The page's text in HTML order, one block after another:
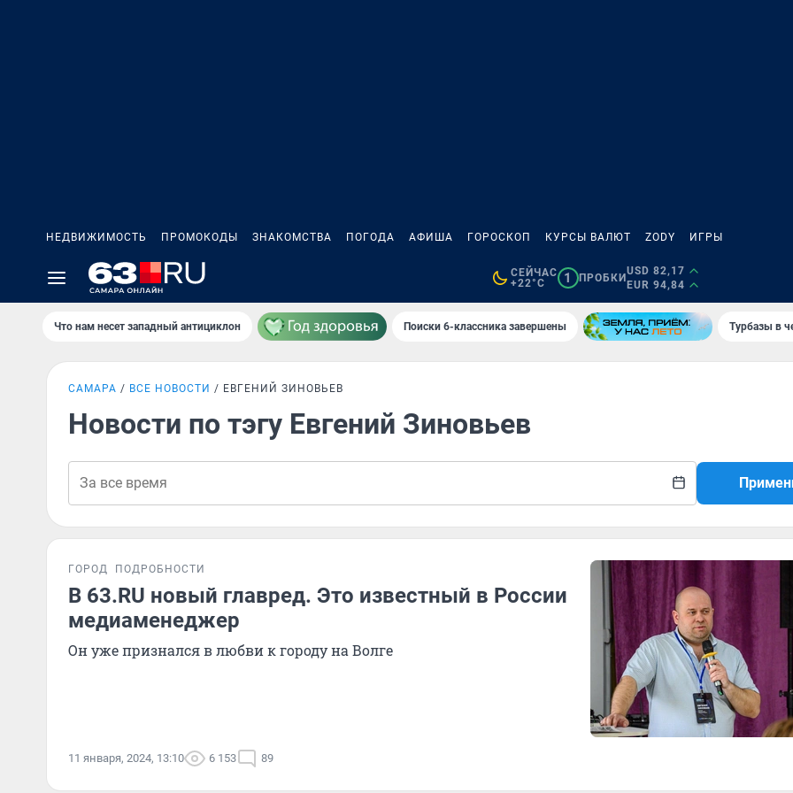
НЕДВИЖИМОСТЬ ПРОМОКОДЫ ЗНАКОМСТВА ПОГОДА АФИША ГОРОСКОП КУРСЫ ВАЛЮТ ZODY ИГРЫ
СЕЙЧАС
+22°C
1 ПРОБКИ
USD 82,17
EUR 94,84
Что нам несет западный антициклон Поиски 6-классника завершены Турбазы в
САМАРА ВСЕ НОВОСТИ ЕВГЕНИЙ ЗИНОВЬЕВ
Новости по тэгу Евгений Зиновьев
ГОРОД ПОДРОБНОСТИ
В 63.RU новый главред. Это известный в России
медиаменеджер
Он уже признался в любви к городу на Волге
11 января, 2024, 13:10 6 153 89